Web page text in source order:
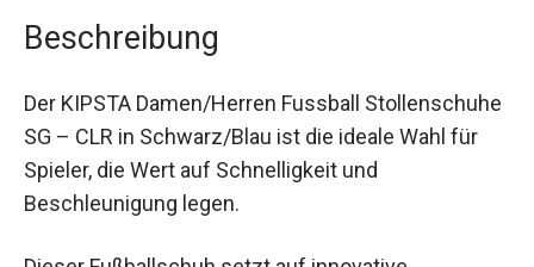
Beschreibung
Der KIPSTA Damen/Herren Fussball
Stollenschuhe SG – CLR in Schwarz/Blau ist die
ideale Wahl für Spieler, die Wert auf Schnelligkeit
und Beschleunigung legen.